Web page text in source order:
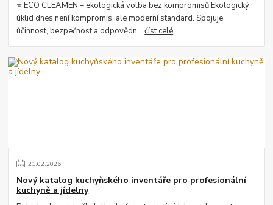
⭐ ECO CLEAMEN – ekologická volba bez kompromisů Ekologický
úklid dnes není kompromis, ale moderní standard. Spojuje
účinnost, bezpečnost a odpovědn...číst celé
21.02.2026
Nový katalog kuchyňského inventáře pro profesionální
kuchyně a jídelny